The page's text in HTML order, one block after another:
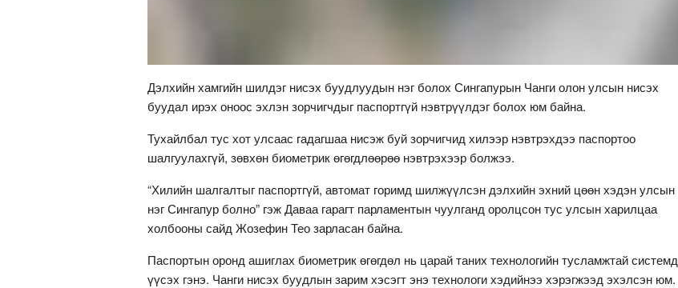
Дэлхийн хамгийн шилдэг нисэх буудлуудын нэг болох Сингапурын Чанги олон улсын нисэх
буудал ирэх оноос эхлэн зорчигчдыг паспортгүй нэвтрүүлдэг болох юм байна.
Тухайлбал тус хот улсаас гадагшаа нисэж буй зорчигчид хилээр нэвтрэхдээ паспортоо
шалгуулахгүй, зөвхөн биометрик өгөгдлөөрөө нэвтрэхээр болжээ.
“Хилийн шалгалтыг паспортгүй, автомат горимд шилжүүлсэн дэлхийн эхний цөөн хэдэн улсын
нэг Сингапур болно” гэж Даваа гарагт парламентын чуулганд оролцсон тус улсын харилцаа
холбооны сайд Жозефин Тео зарласан байна.
Паспортын оронд ашиглах биометрик өгөгдөл нь царай таних технологийн тусламжтай системд
үүсэх гэнэ. Чанги нисэх буудлын зарим хэсэгт энэ технологи хэдийнээ хэрэгжээд эхэлсэн юм.